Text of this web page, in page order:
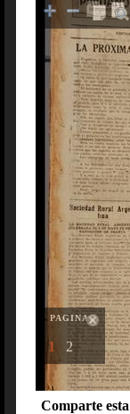
PAGINAS
1 2
Comparte